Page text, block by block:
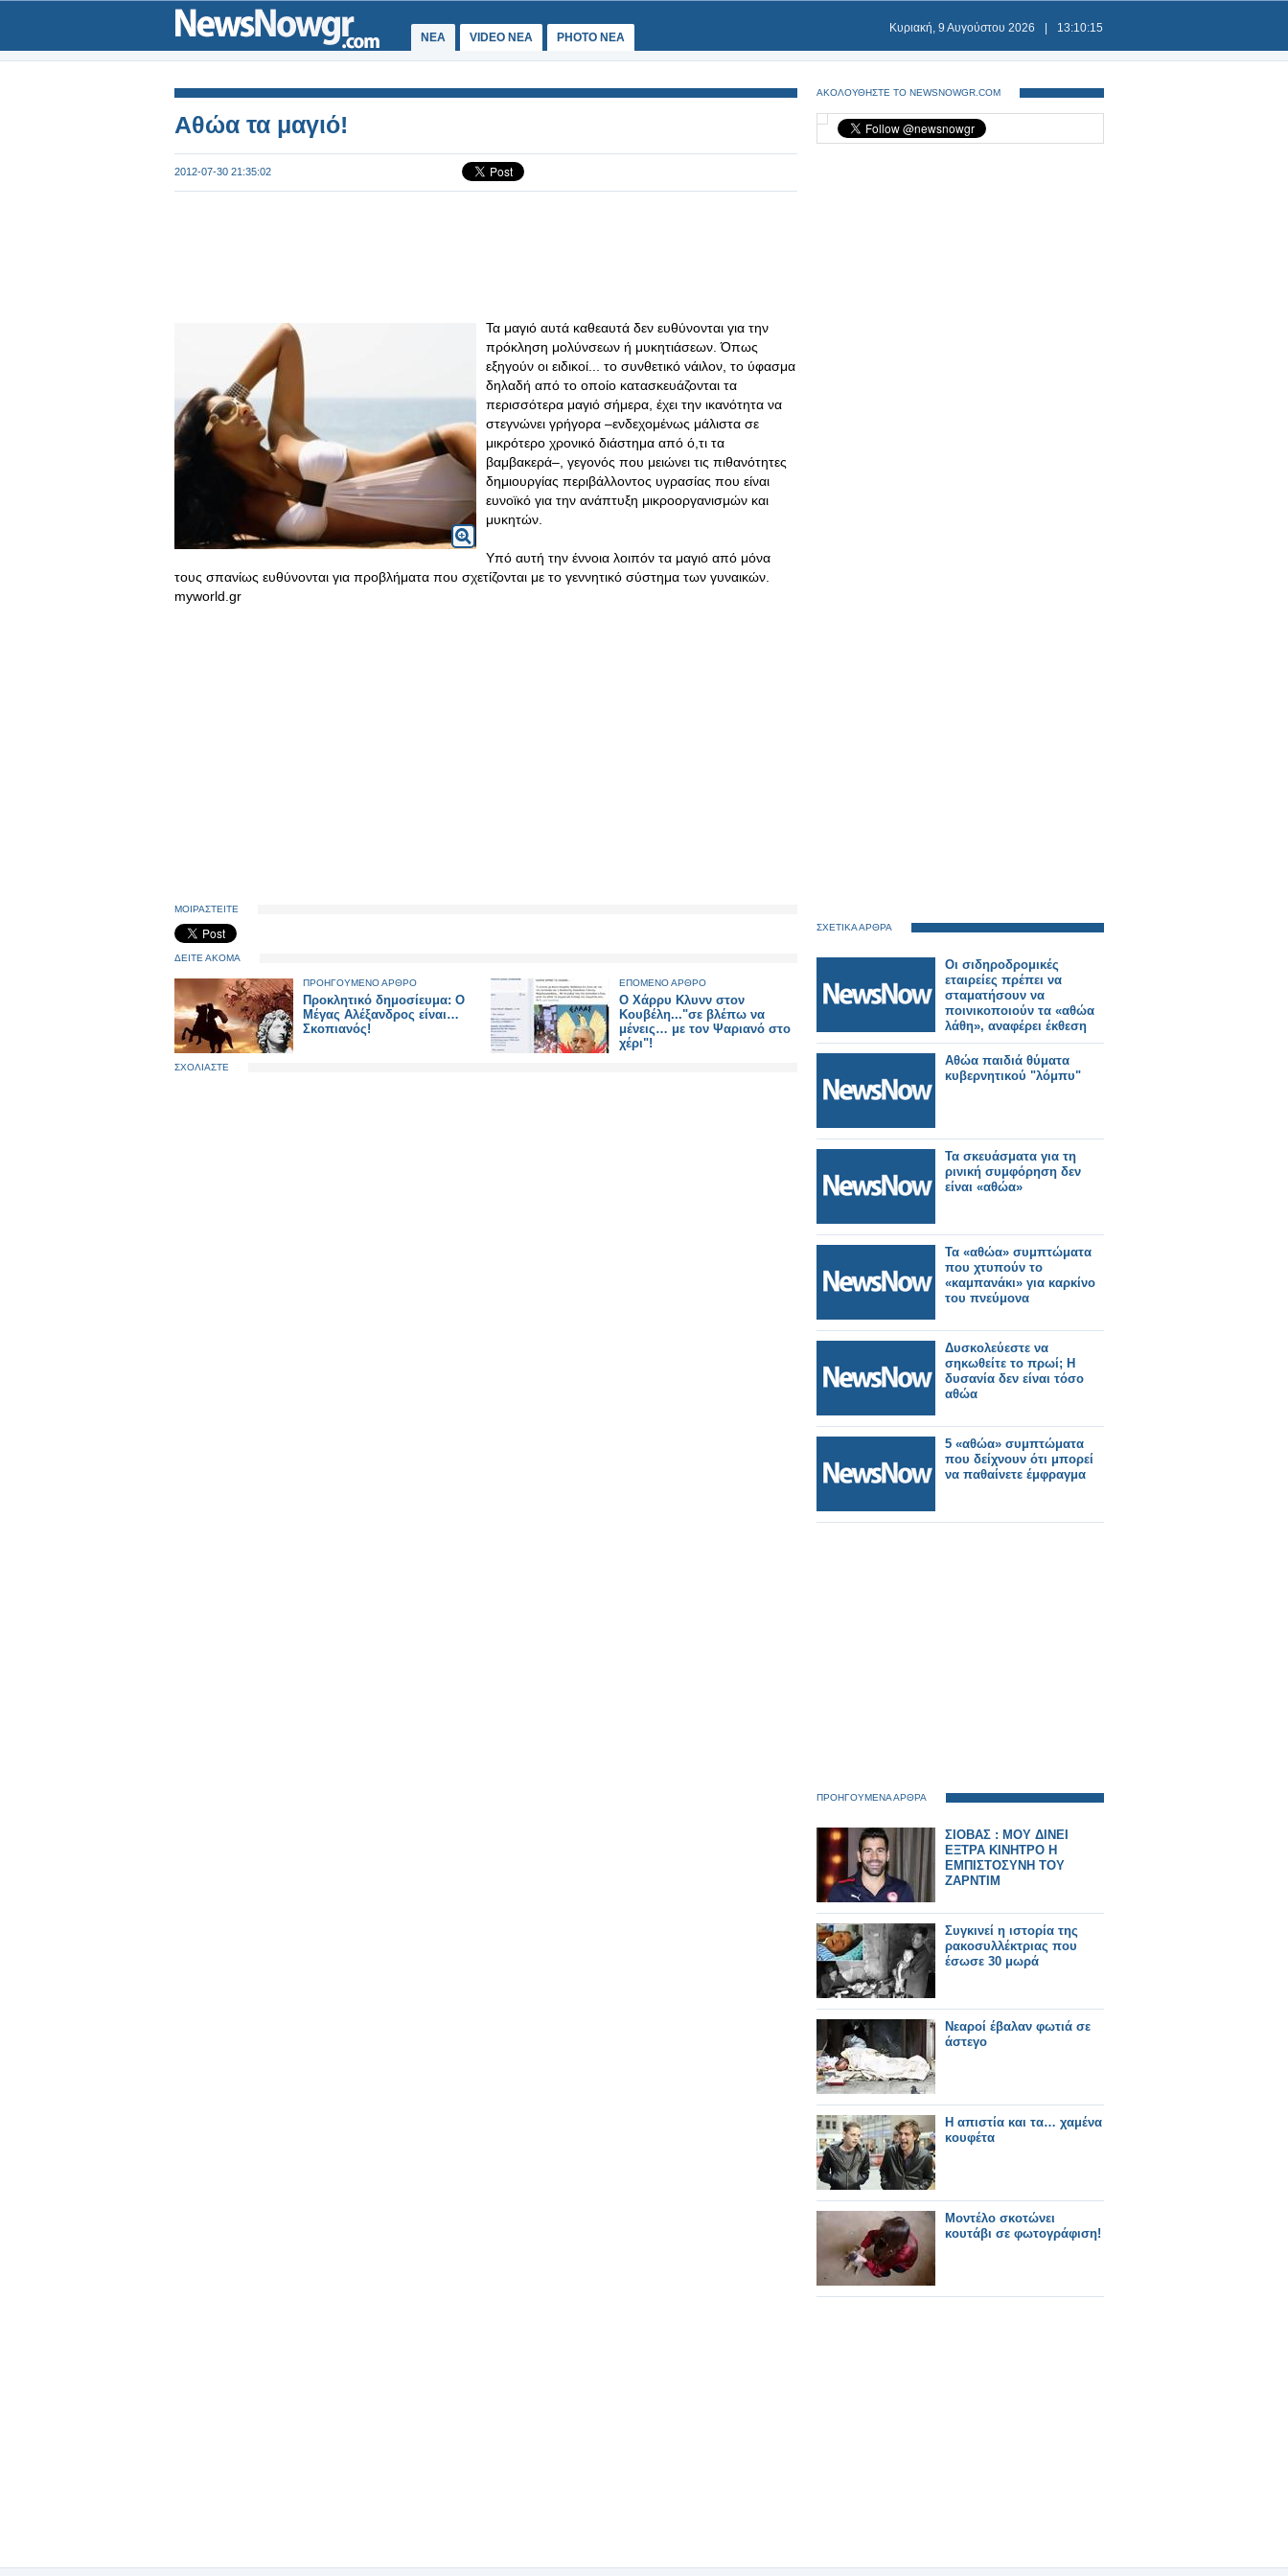
ΝΕΑ VIDEO NEA PHOTO NEA
Κυριακή, 9 Αυγούστου 2026 13:10:16
Αθώα τα μαγιό!
2012-07-30 21:35:02
Τα μαγιό αυτά καθεαυτά δεν ευθύνονται για την
πρόκληση μολύνσεων ή μυκητιάσεων. Όπως
εξηγούν οι ειδικοί... το συνθετικό νάιλον, το ύφασμα
δηλαδή από το οποίο κατασκευάζονται τα
περισσότερα μαγιό σήμερα, έχει την ικανότητα να
στεγνώνει γρήγορα –ενδεχομένως μάλιστα σε
μικρότερο χρονικό διάστημα από ό,τι τα
βαμβακερά–, γεγονός που μειώνει τις πιθανότητες
δημιουργίας περιβάλλοντος υγρασίας που είναι
ευνοϊκό για την ανάπτυξη μικροοργανισμών και
μυκητών.
Υπό αυτή την έννοια λοιπόν τα μαγιό από μόνα
τους σπανίως ευθύνονται για προβλήματα που σχετίζονται με το γεννητικό σύστημα των γυναικών.
myworld.gr
ΜΟΙΡΑΣΤΕΙΤΕ
ΔΕΙΤΕ ΑΚΟΜΑ
ΠΡΟΗΓΟΥΜΕΝΟ ΑΡΘΡΟ
Προκλητικό δημοσίευμα: Ο
Μέγας Αλέξανδρος είναι…
Σκοπιανός!
ΕΠΟΜΕΝΟ ΑΡΘΡΟ
Ο Χάρρυ Κλυνν στον
Κουβέλη..."σε βλέπω να
μένεις… με τον Ψαριανό στο
χέρι"!
ΣΧΟΛΙΑΣΤΕ
ΑΚΟΛΟΥΘΗΣΤΕ ΤΟ NEWSNOWGR.COM
ΣΧΕΤΙΚΑ ΑΡΘΡΑ
Οι σιδηροδρομικές
εταιρείες πρέπει να
σταματήσουν να
ποινικοποιούν τα «αθώα
λάθη», αναφέρει έκθεση
Αθώα παιδιά θύματα
κυβερνητικού "λόμπυ"
Τα σκευάσματα για τη
ρινική συμφόρηση δεν
είναι «αθώα»
Τα «αθώα» συμπτώματα
που χτυπούν το
«καμπανάκι» για καρκίνο
του πνεύμονα
Δυσκολεύεστε να
σηκωθείτε το πρωί; Η
δυσανία δεν είναι τόσο
αθώα
5 «αθώα» συμπτώματα
που δείχνουν ότι μπορεί
να παθαίνετε έμφραγμα
ΠΡΟΗΓΟΥΜΕΝΑ ΑΡΘΡΑ
ΣΙΟΒΑΣ : ΜΟΥ ΔΙΝΕΙ
ΕΞΤΡΑ ΚΙΝΗΤΡΟ Η
ΕΜΠΙΣΤΟΣΥΝΗ ΤΟΥ
ΖΑΡΝΤΙΜ
Συγκινεί η ιστορία της
ρακοσυλλέκτριας που
έσωσε 30 μωρά
Νεαροί έβαλαν φωτιά σε
άστεγο
Η απιστία και τα… χαμένα
κουφέτα
Μοντέλο σκοτώνει
κουτάβι σε φωτογράφιση!